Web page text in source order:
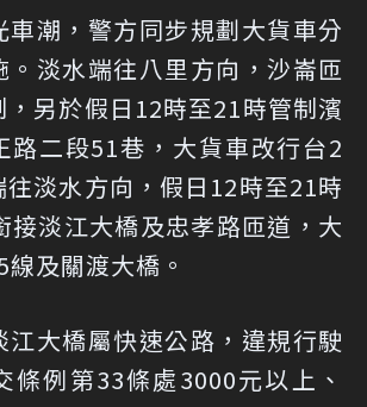
車潮，警方同步規劃大貨車分
。淡水端往八里方向，沙崙匝
另於假日12時至21時管制濱
路二段51巷，大貨車改行台2
往淡水方向，假日12時至21時
接淡江大橋及忠孝路匝道，大
及關渡大橋。
江大橋屬快速公路，違規行駛
條例第33條處3000元以上、